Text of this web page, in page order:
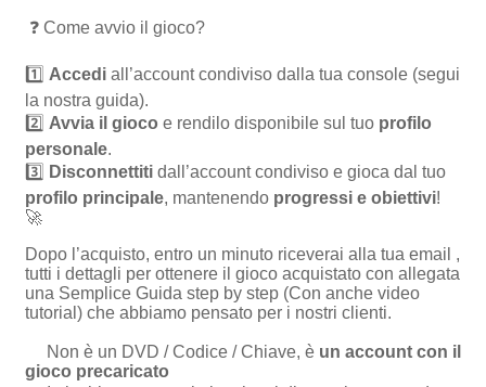
❓ Come avvio il gioco?
1️⃣ Accedi all’account condiviso dalla tua console (segui
la nostra guida).
2️⃣ Avvia il gioco e rendilo disponibile sul tuo profilo
personale.
3️⃣ Disconnettiti dall’account condiviso e gioca dal tuo
profilo principale, mantenendo progressi e obiettivi!
🚀
Dopo l’acquisto, entro un minuto riceverai alla tua email ,
tutti i dettagli per ottenere il gioco acquistato con allegata
una Semplice Guida step by step (Con anche video
tutorial) che abbiamo pensato per i nostri clienti.
Non è un DVD / Codice / Chiave, è un account con il
gioco precaricato